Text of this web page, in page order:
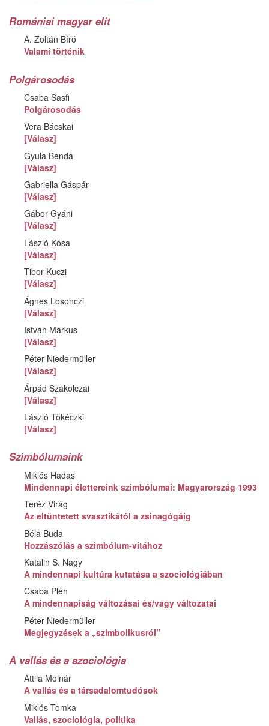
Romániai magyar elit
A. Zoltán Bíró
Valami történik
Polgárosodás
Csaba Sasfi
Polgárosodás
Vera Bácskai
[Válasz]
Gyula Benda
[Válasz]
Gabriella Gáspár
[Válasz]
Gábor Gyáni
[Válasz]
László Kósa
[Válasz]
Tibor Kuczi
[Válasz]
Ágnes Losonczi
[Válasz]
István Márkus
[Válasz]
Péter Niedermüller
[Válasz]
Árpád Szakolczai
[Válasz]
László Tőkéczki
[Válasz]
Szimbólumaink
Miklós Hadas
Mindennapi élettereink szimbólumai: Magyarország 1993
Teréz Virág
Az eltüntetett svasztikától a zsinagógáig
Béla Buda
Hozzászólás a szimbólum-vitához
Katalin S. Nagy
A mindennapi kultúra kutatása a szociológiában
Csaba Pléh
A mindennapiság változásai és/vagy változatai
Péter Niedermüller
Megjegyzések a „szimbolikusról”
A vallás és a szociológia
Attila Molnár
A vallás és a társadalomtudósok
Miklós Tomka
Vallás, szociológia, politika